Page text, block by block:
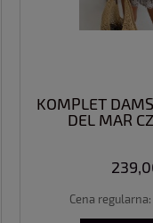
KOMPLET
DEL MAR
Cena regularna: